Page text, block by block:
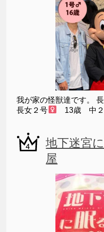
我が家の怪獣達です。
長女２号
13歳 中２
地下迷宮
屋